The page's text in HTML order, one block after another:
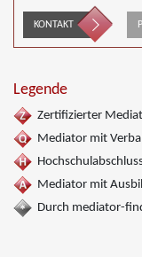
KONTAKT
Legende
Zertifizierter
Mediator mit
Mediator mit
Durch mediator-